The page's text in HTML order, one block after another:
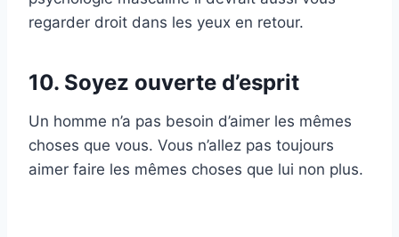
regarder droit dans les yeux en retour.
10. Soyez ouverte d’esprit
Un homme n’a pas besoin d’aimer les mêmes
choses que vous. Vous n’allez pas toujours
aimer faire les mêmes choses que lui non plus.